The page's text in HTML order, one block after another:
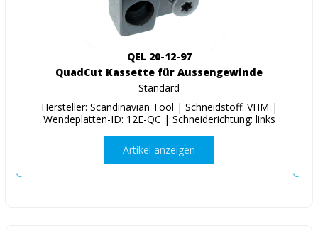
QEL 20-12-97
QuadCut Kassette für Aussengewinde
Standard
Hersteller: Scandinavian Tool | Schneidstoff: VHM |
Wendeplatten-ID: 12E-QC | Schneiderichtung: links
Artikel anzeigen